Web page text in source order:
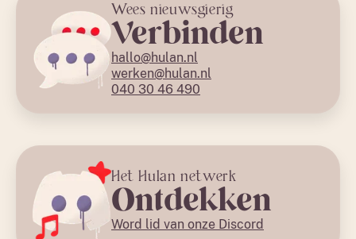
Wees nieuwsgierig
Verbinden
hallo@hulan.nl
werken@hulan.nl
040 30 46 490
Het Hulan netwerk
Ontdekken
Word lid van onze Discord